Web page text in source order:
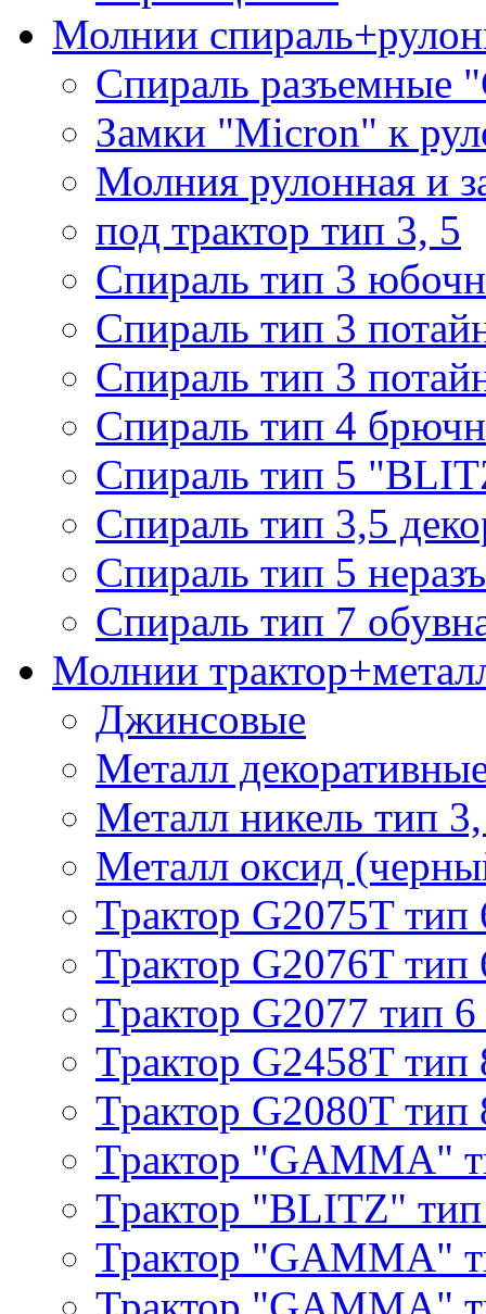
Молнии
Спираль разъемные
Замки "Micron" к
Молния рулонная и
под трактор тип 3, 5
Спираль тип 3
Спираль тип 3
Спираль тип 3
Спираль тип 4
Спираль тип 5
Спираль тип 3,5
Спираль тип 5
Спираль тип 7
Молнии
Джинсовые
Металл
Металл никель тип
Металл оксид
Трактор G2075T тип
Трактор G2076T тип
Трактор G2077 тип 6
Трактор G2458T тип
Трактор G2080T тип
Трактор "GAMMA"
Трактор "BLITZ"
Трактор "GAMMA"